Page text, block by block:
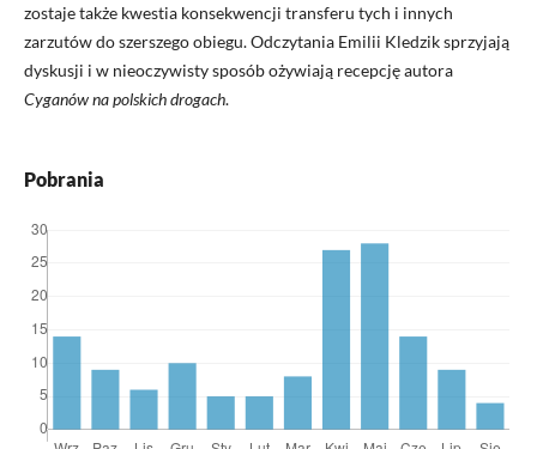
zostaje także kwestia konsekwencji transferu tych i innych
zarzutów do szerszego obiegu. Odczytania Emilii Kledzik sprzyjają
dyskusji i w nieoczywisty sposób ożywiają recepcję autora
Cyganów na polskich drogach.
Pobrania